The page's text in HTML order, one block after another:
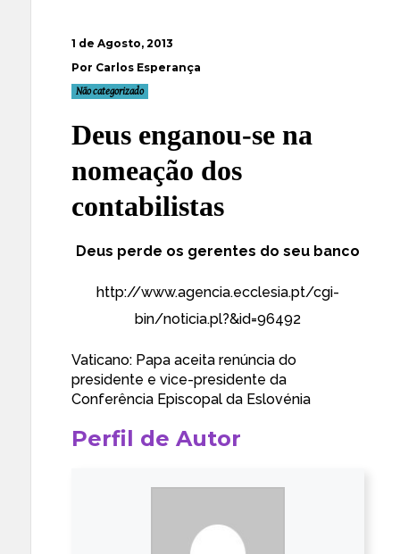
1 de Agosto, 2013
Por Carlos Esperança
Não categorizado
Deus enganou-se na
nomeação dos
contabilistas
Deus perde os gerentes do seu banco
http://www.agencia.ecclesia.pt/cgi-
bin/noticia.pl?&id=96492
Vaticano: Papa aceita renúncia do
presidente e vice-presidente da
Conferência Episcopal da Eslovénia
Perfil de Autor